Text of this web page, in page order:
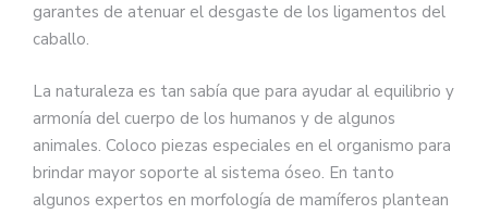
garantes de atenuar el desgaste de los ligamentos del
caballo.
La naturaleza es tan sabía que para ayudar al equilibrio y
armonía del cuerpo de los humanos y de algunos
animales. Coloco piezas especiales en el organismo para
brindar mayor soporte al sistema óseo. En tanto
algunos expertos en morfología de mamíferos plantean